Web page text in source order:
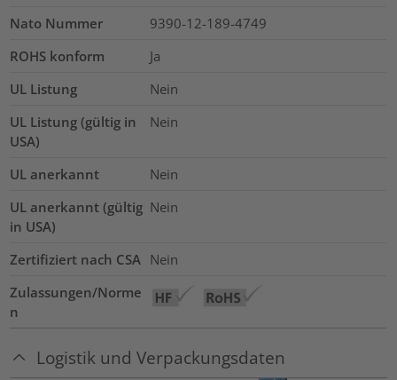
Nato Nummer
9390-12-189-4749
ROHS konform
Ja
UL Listung
Nein
UL Listung (gültig in
USA)
Nein
UL anerkannt
Nein
UL anerkannt (gültig
in USA)
Nein
Zertifiziert nach CSA Nein
Zulassungen/Norme
n
Logistik und Verpackungsdaten